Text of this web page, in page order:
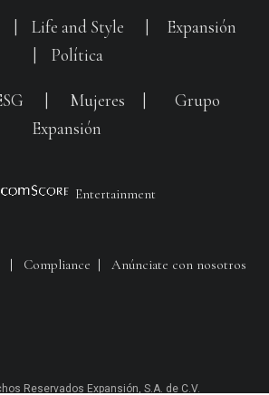
Life and Style
Expansión
Política
Mujeres
Grupo
Expansión
Entertainment
Compliance | Anúnciate con nosotros
Reservados Expansión, S.A. de C.V.